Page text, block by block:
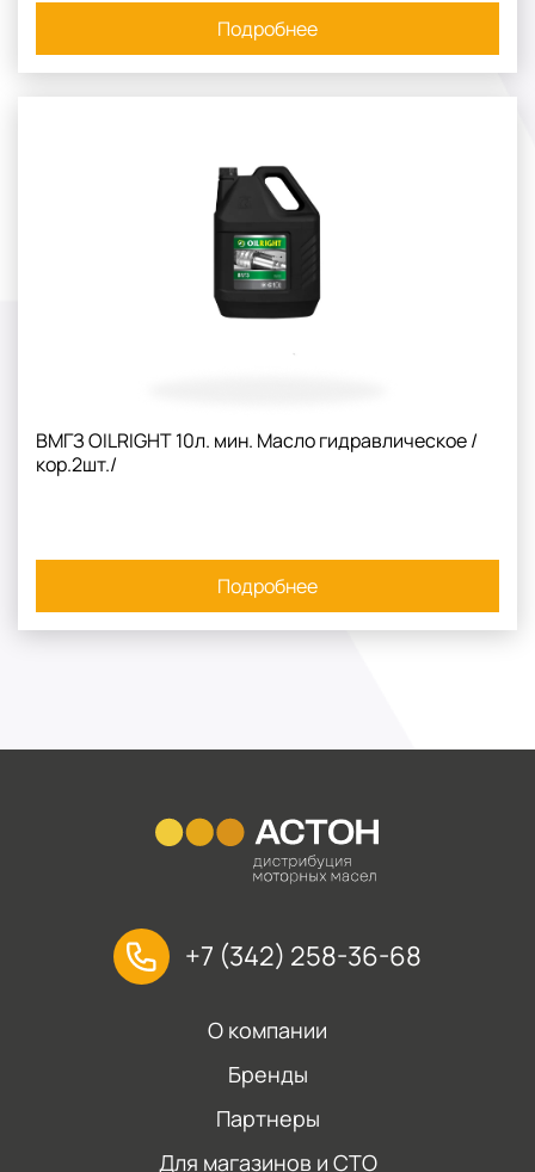
Подробнее
ВМГЗ OILRIGHT 10л. мин. Масло гидравлическое /
кор.2шт./
Подробнее
+7 (342) 258-36-68
О компании
Бренды
Партнеры
Для магазинов и СТО